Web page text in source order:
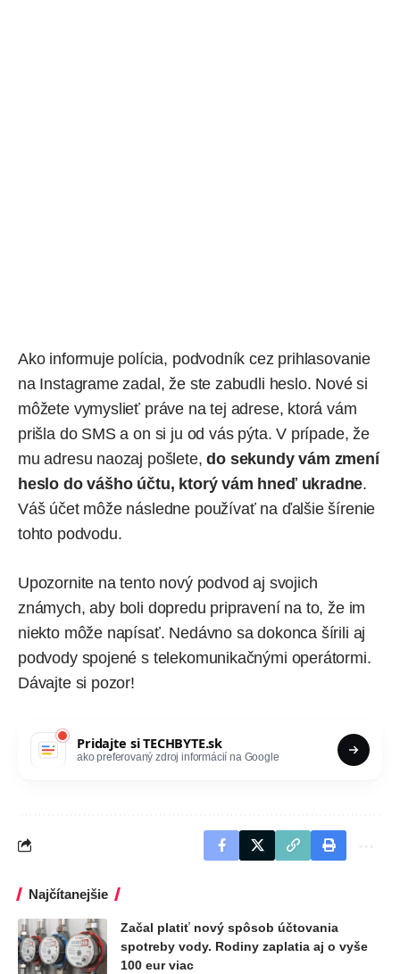
Ako informuje polícia, podvodník cez prihlasovanie
na Instagrame zadal, že ste zabudli heslo. Nové si
môžete vymyslieť práve na tej adrese, ktorá vám
prišla do SMS a on si ju od vás pýta. V prípade, že
mu adresu naozaj pošlete,do sekundy vám zmení
heslo do vášho účtu, ktorý vám hneď ukradne.
Váš účet môže následne používať na ďalšie šírenie
tohto podvodu.
Upozornite na tento nový podvod aj svojich
známych, aby boli dopredu pripravení na to, že im
niekto môže napísať. Nedávno sa dokonca šírili aj
podvody spojené s telekomunikačnými operátormi.
Dávajte si pozor!
Pridajte siTECHBYTE.sk
ako preferovaný zdroj informácií na Google
Najčítanejšie
Začal platiť nový spôsob účtovania
spotreby vody. Rodiny zaplatia aj o vyše
100 eur viac